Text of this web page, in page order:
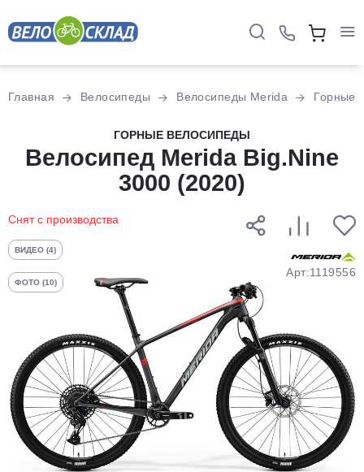
Главная Велосипеды Велосипеды Merida Горные
ГОРНЫЕ ВЕЛОСИПЕДЫ
Велосипед Merida Big.Nine
3000 (2020)
Снят с производства
ВИДЕО (4)
ФОТО (10)
Арт:1119556
Разбейте
оплатуна части
без переплат
График платежей
Добавляйте товары
в корзину
Оплачивайте сегодня только